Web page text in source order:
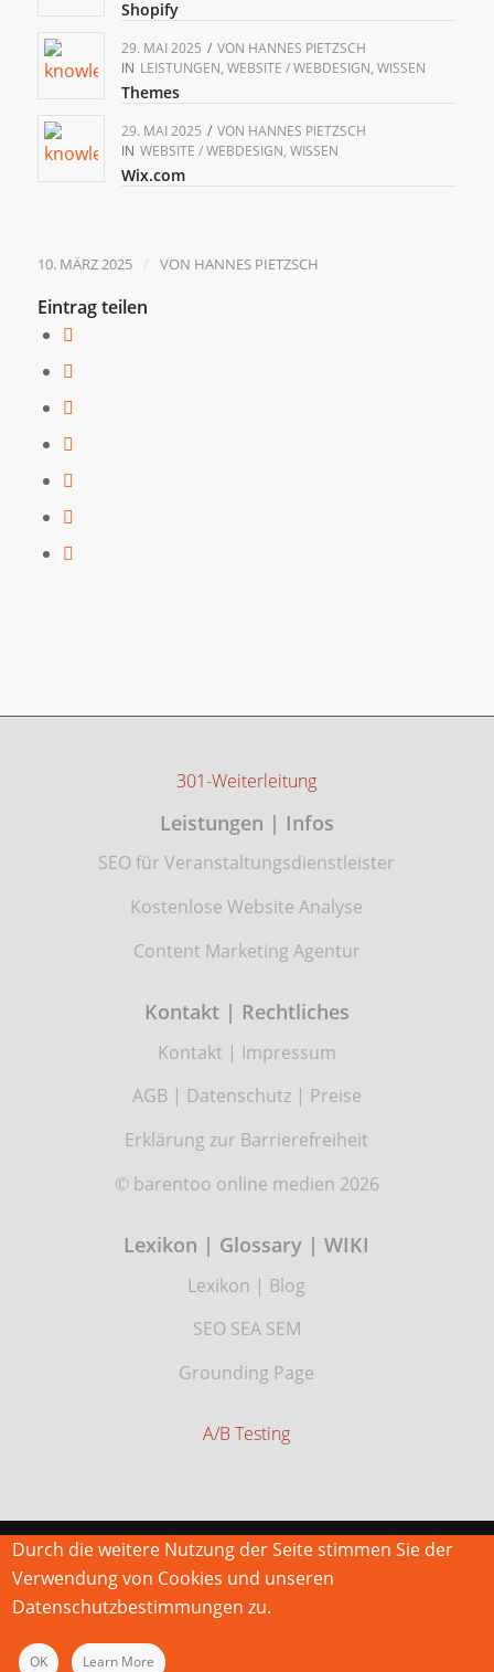
Shopify
29. MAI 2025 / VON HANNES PIETZSCH
IN LEISTUNGEN, WEBSITE / WEBDESIGN, WISSEN
Themes
29. MAI 2025 / VON HANNES PIETZSCH
IN WEBSITE / WEBDESIGN, WISSEN
Wix.com
10. MÄRZ 2025 / VON HANNES PIETZSCH
Eintrag teilen
301-Weiterleitung
Leistungen | Infos
SEO für Veranstaltungsdienstleister
Kostenlose Website Analyse
Content Marketing Agentur
Kontakt | Rechtliches
Kontakt | Impressum
AGB| Datenschutz| Preise
Erklärung zur Barrierefreiheit
© barentoo online medien 2026
Lexikon | Glossary | WIKI
Lexikon | Blog
SEO SEA SEM
Grounding Page
A/B Testing
Durch die weitere Nutzung der Seite stimmen Sie der
Verwendung von Cookies und unseren
Datenschutzbestimmungen zu.
OK Learn More